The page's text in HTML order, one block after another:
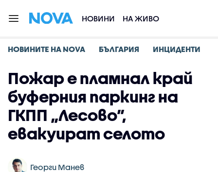
НОВИНИ НА ЖИВО
НОВИНИТЕ НА NOVA БЪЛГАРИЯ ИНЦИДЕНТИ
Пожар е пламнал край
буферния паркинг на
ГКПП „Лесово”,
евакуират селото
Георги Манев